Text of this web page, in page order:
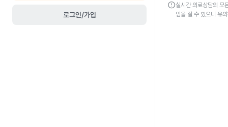
로그인/가입
error실시간 의료상담의 모
임을 질 수 있으니 유